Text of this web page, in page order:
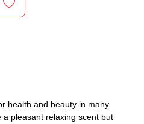
health and beauty in many
pleasant relaxing scent but